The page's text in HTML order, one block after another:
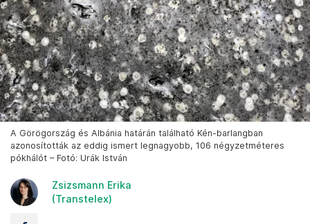
A Görögország és Albánia határán található Kén-barlangban
azonosították az eddig ismert legnagyobb, 106 négyzetméteres
pókhálót – Fotó: Urák István
Zsizsmann Erika
(Transtelex)